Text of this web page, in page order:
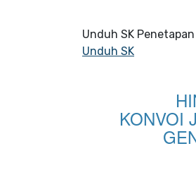
Unduh SK
Unduh SK
KONVOI